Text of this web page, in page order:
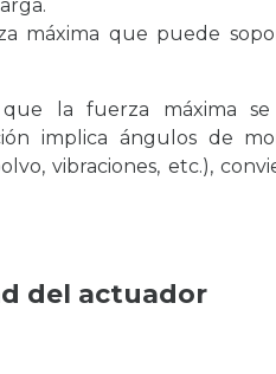
máxima que puede
la fuerza máxima
implica ángulos de
vibraciones, etc.),
del actuador